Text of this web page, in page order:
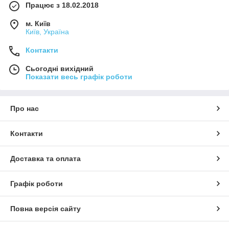
Працює з 18.02.2018
м. Київ
Київ, Україна
Контакти
Сьогодні вихідний
Показати весь графік роботи
Про нас
Контакти
Доставка та оплата
Графік роботи
Повна версія сайту